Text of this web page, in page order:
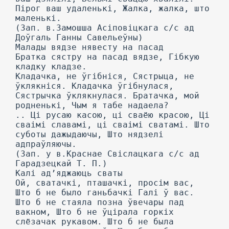
Пірог ваш удаленькі, Жалка, жалка, што
маленькі.
(Зап. в.Замошша Асіповіцкага с/с ад
Доўгаль Ганны Савельеўны)
Малады вядзе нявесту на пасад
Братка сястру на пасад вядзе, Гібкую
кладку кладзе.
Кладачка, не ўгібніся, Сястрыца, не
ўклякніся. Кладачка ўгібнулася,
Сястрычка ўклякнулася. Братачка, мой
родненькі, Чым я табе надаела?
.. Ці русаю касою, ці сваёю красою, Ці
сваімі славамі, ці сваімі сватамі. Што
суботы дажыдаючы, Што нядзелі
адпраўляючы.
(Зап. у в.Краснае Свіслацкага с/с ад
Гарадзецкай Т. П.)
Калі ад’яджаюць сваты
Ой, сватачкі, пташачкі, просім вас,
Што б не было ганьбачкі Галі ў вас.
Што б не стаяла позна ўвечары пад
вакном, Што б не ўцірала горкіх
слёзачак рукавом. Што б не была